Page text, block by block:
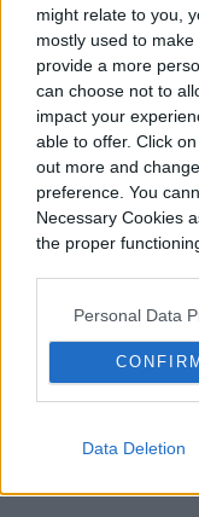
might relate to you,
mostly used to
provide a more
can choose not to
impact your
able to offer. Click
out more and
preference. You
Necessary Cookies
the proper
Personal Data
CONFIRM
Data Deletion
Felipe Sasso
temprana
inquietud
Topics